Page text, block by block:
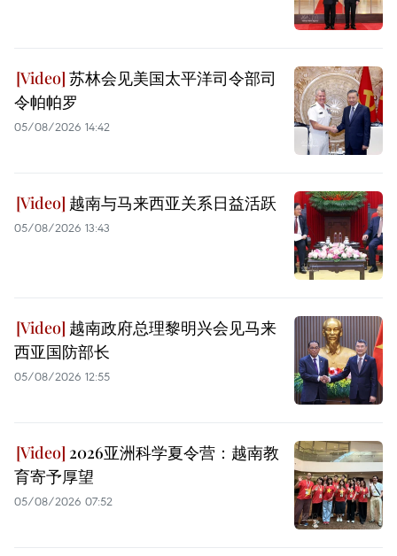
苏林会见美国太平洋司令部司
令帕帕罗
05/08/2026 14:42
越南与马来西亚关系日益活跃
05/08/2026 13:43
越南政府总理黎明兴会见马来
西亚国防部长
05/08/2026 12:55
2026亚洲科学夏令营：越南教
育寄予厚望
05/08/2026 07:52